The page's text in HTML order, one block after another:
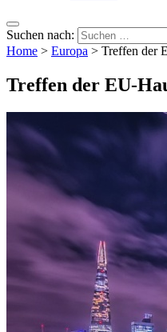
Suchen nach:
Home > Europa > Treffen der
Treffen der EU-